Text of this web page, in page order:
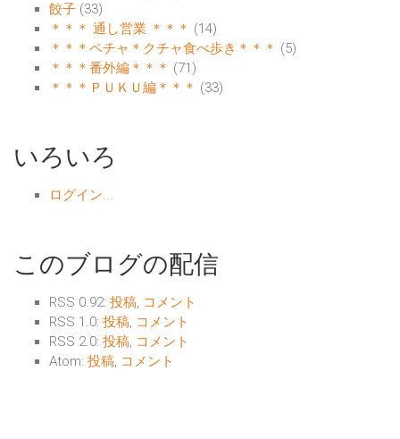
餃子 (33)
＊＊＊ 通し営業 ＊＊＊ (14)
＊＊＊ペチャ＊クチャ食べ歩き＊＊＊ (5)
＊＊＊番外編＊＊＊ (71)
＊＊＊ＰＵＫＵ編＊＊＊ (33)
いろいろ
ログイン...
このブログの配信
RSS 0.92: 投稿, コメント
RSS 1.0: 投稿, コメント
RSS 2.0: 投稿, コメント
Atom: 投稿, コメント